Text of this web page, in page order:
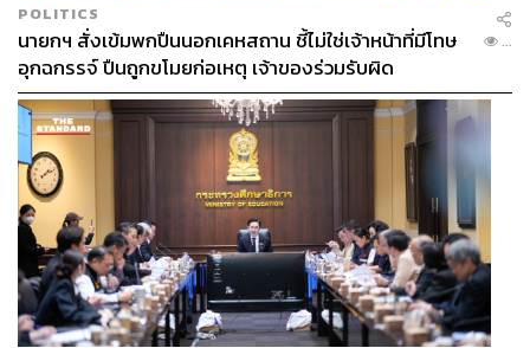
POLITICS
นายกฯ สั่งเข้มพกปืนนอกเคหสถาน ชี้ไม่ใช่เจ้าหน้าที่มีโทษ
อุกฉกรรจ์ ปืนถูกขโมยก่อเหตุ เจ้าของร่วมรับผิด
...